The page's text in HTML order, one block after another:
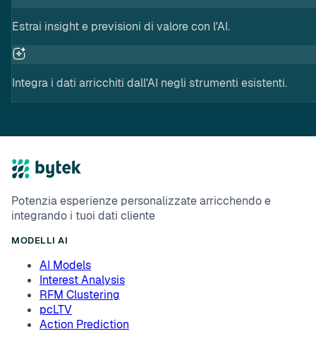
Estrai insight e previsioni di valore con l'AI.
Integra i dati arricchiti dall'AI negli strumenti esistenti.
Potenzia esperienze personalizzate arricchendo e
integrando i tuoi dati cliente
MODELLI AI
AI Models
Interest Analysis
RFM Clustering
pcLTV
Action Prediction